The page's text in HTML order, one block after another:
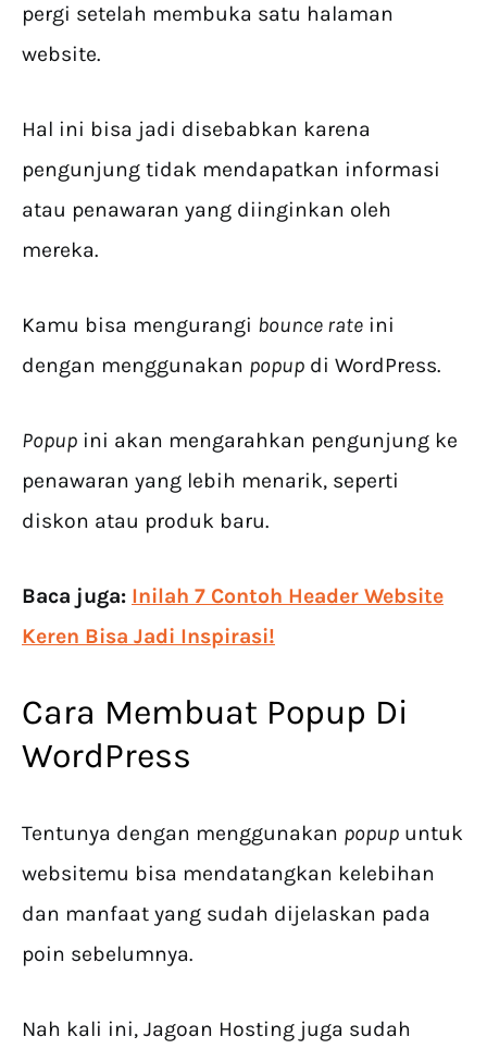
pergi setelah membuka satu halaman
website.
Hal ini bisa jadi disebabkan karena
pengunjung tidak mendapatkan informasi
atau penawaran yang diinginkan oleh
mereka.
Kamu bisa mengurangi bounce rate ini
dengan menggunakan popup di WordPress.
Popup ini akan mengarahkan pengunjung ke
penawaran yang lebih menarik, seperti
diskon atau produk baru.
Baca juga: Inilah 7 Contoh Header Website
Keren Bisa Jadi Inspirasi!
Cara Membuat Popup Di
WordPress
Tentunya dengan menggunakan popup untuk
websitemu bisa mendatangkan kelebihan
dan manfaat yang sudah dijelaskan pada
poin sebelumnya.
Nah kali ini, Jagoan Hosting juga sudah